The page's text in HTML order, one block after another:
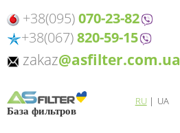
+38(095)070-23-82
+38(067)820-59-15
zakaz@asfilter.com.ua
База фильтров
RU| UA